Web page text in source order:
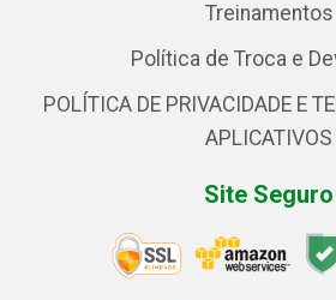
Treinamentos
Política de Troca e
POLÍTICA DE PRIVACIDADE E
APLICATIVOS
Site Seguro